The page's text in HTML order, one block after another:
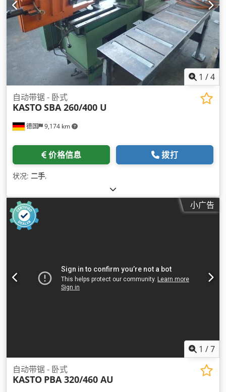
1 /4
德国 9,174 km
自动带锯 - 卧式
KASTOSBA 260/400 U
价格信息 拨打
状况: 二手,
小广告
1 /7
自动带锯 - 卧式
KASTO PBA 320/460 AU